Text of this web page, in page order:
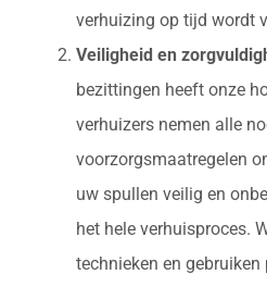
verhuizing op tijd wordt
Veiligheid en
bezittingen heeft onze
verhuizers nemen alle
voorzorgsmaatregelen
uw spullen veilig en
het hele verhuisproces.
technieken en